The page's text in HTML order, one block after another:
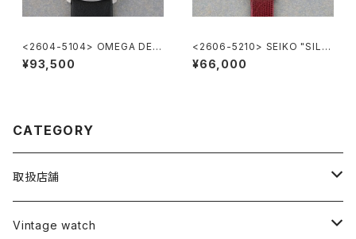
<2604-5104> OMEGA DE V
ILLE
¥93,500
<2606-5210> SEIKO "SILV
ER885" rectangular case
¥66,000
CATEGORY
取扱店舗
L o'clock
Vintage watch